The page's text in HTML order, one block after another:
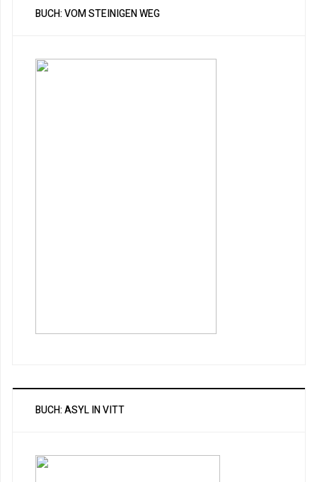
BUCH: VOM STEINIGEN WEG
BUCH: ASYL IN VITT